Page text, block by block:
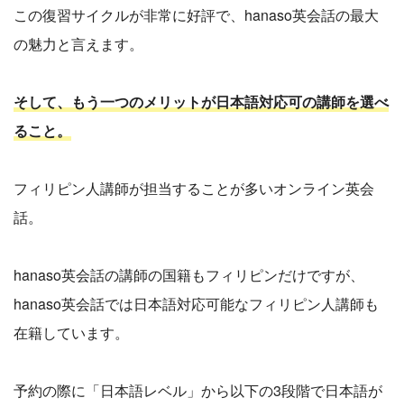
この復習サイクルが非常に好評で、hanaso英会話の最大
の魅力と言えます。
そして、もう一つのメリットが日本語対応可の講師を選べ
ること。
フィリピン人講師が担当することが多いオンライン英会
話。
hanaso英会話の講師の国籍もフィリピンだけですが、
hanaso英会話では日本語対応可能なフィリピン人講師も
在籍しています。
予約の際に「日本語レベル」から以下の3段階で日本語が